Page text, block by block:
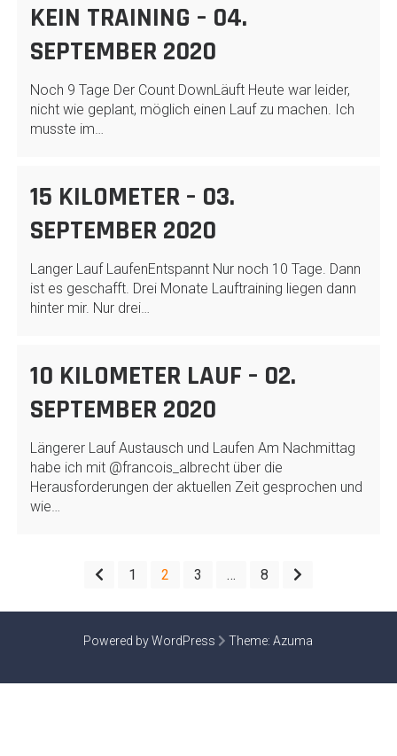
KEIN TRAINING – 04.
SEPTEMBER 2020
Noch 9 Tage Der Count DownLäuft Heute war leider,
nicht wie geplant, möglich einen Lauf zu machen. Ich
musste im…
15 KILOMETER – 03.
SEPTEMBER 2020
Langer Lauf LaufenEntspannt Nur noch 10 Tage. Dann
ist es geschafft. Drei Monate Lauftraining liegen dann
hinter mir. Nur drei…
10 KILOMETER LAUF – 02.
SEPTEMBER 2020
Längerer Lauf Austausch und Laufen Am Nachmittag
habe ich mit @francois_albrecht über die
Herausforderungen der aktuellen Zeit gesprochen und
wie…
SEITENNUMMERIERUNG
DER
BEITRÄGE
1 2 3 … 8
Powered by WordPress Theme:Azuma